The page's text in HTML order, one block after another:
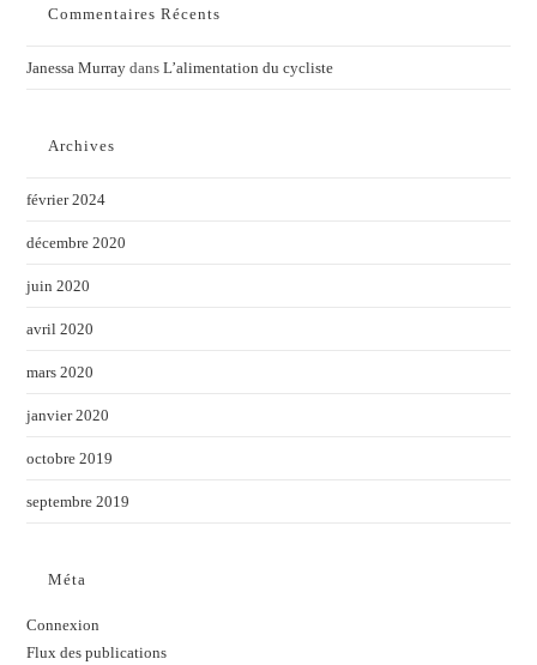
Commentaires Récents
Janessa Murray dansL’alimentation du cycliste
Archives
février 2024
décembre 2020
juin 2020
avril 2020
mars 2020
janvier 2020
octobre 2019
septembre 2019
Méta
Connexion
Flux des publications